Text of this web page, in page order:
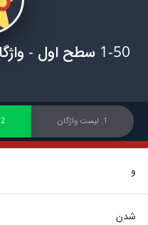
1-50 سطح اول - واژگان پرکاربرد ترکی استانبولی
2. مرور لغات 1. لیست واژگان
و
شدن